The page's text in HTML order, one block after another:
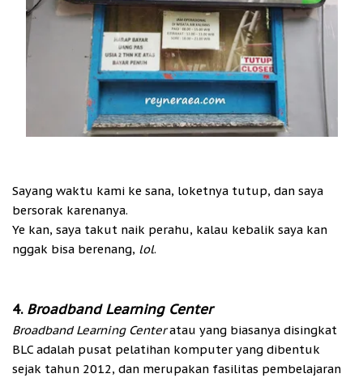
Sayang waktu kami ke sana, loketnya tutup, dan saya
bersorak karenanya.
Ye kan, saya takut naik perahu, kalau kebalik saya kan
nggak bisa berenang, lol.
4. Broadband Learning Center
Broadband Learning Centeratau yang biasanya disingkat
BLC adalah pusat pelatihan komputer yang dibentuk
sejak tahun 2012, dan merupakan fasilitas pembelajaran